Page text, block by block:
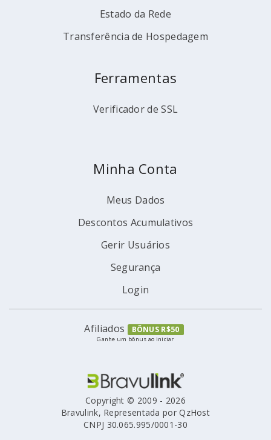
Estado da Rede
Transferência de Hospedagem
Ferramentas
Verificador de SSL
Minha Conta
Meus Dados
Descontos Acumulativos
Gerir Usuários
Segurança
Login
Afiliados BÔNUS R$50
Ganhe um bônus ao iniciar
Copyright © 2009 - 2026
Bravulink, Representada por QzHost
CNPJ 30.065.995/0001-30